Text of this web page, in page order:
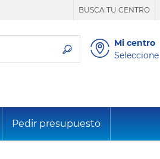
BUSCA TU CENTRO
Mi centro
Seleccione
Pedir presupuesto